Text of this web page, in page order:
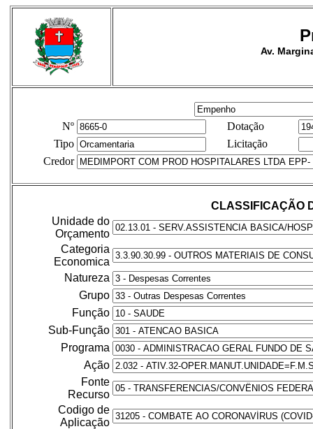
Av.
Nº
Dotação
Tipo
Licitação
Credor
CLASSIFICAÇÃO
Unidade do
Orçamento
Categoria
Economica
Natureza
Grupo
Função
Sub-Função
Programa
Ação
Fonte
Recurso
Codigo de
Aplicação